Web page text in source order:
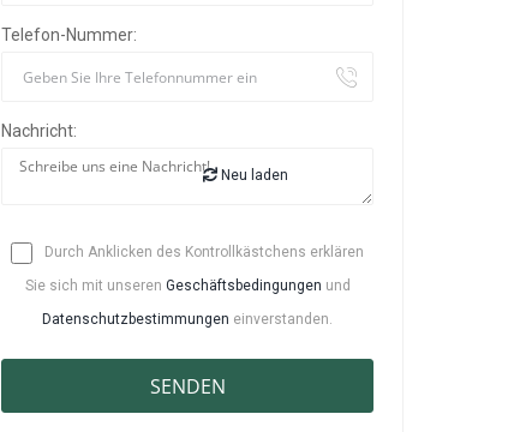
Telefon-Nummer:
Nachricht:
Neu laden
Durch Anklicken des Kontrollkästchens erklären
Sie sich mit unseren Geschäftsbedingungen und
Datenschutzbestimmungen einverstanden.